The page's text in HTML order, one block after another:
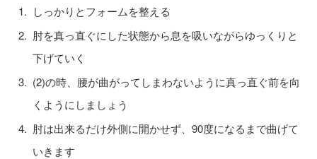
しっかりとフォームを整える
肘を真っ直ぐにした状態から息を吸いながらゆっくりと
下げていく
(2)の時、腰が曲がってしまわないように真っ直ぐ前を向
くようにしましょう
肘は出来るだけ外側に開かせず、90度になるまで曲げて
いきます